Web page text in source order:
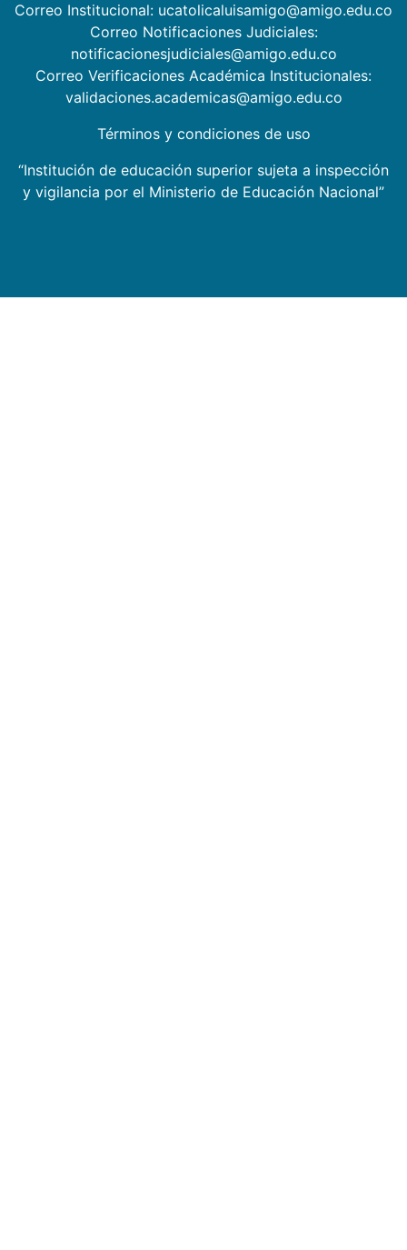
Correo Institucional: ucatolicaluisamigo@amigo.edu.co
Correo Notificaciones Judiciales:
notificacionesjudiciales@amigo.edu.co
Correo Verificaciones Académica Institucionales:
validaciones.academicas@amigo.edu.co
Términos y condiciones de uso
“Institución de educación superior sujeta a inspección
y vigilancia por el Ministerio de Educación Nacional”